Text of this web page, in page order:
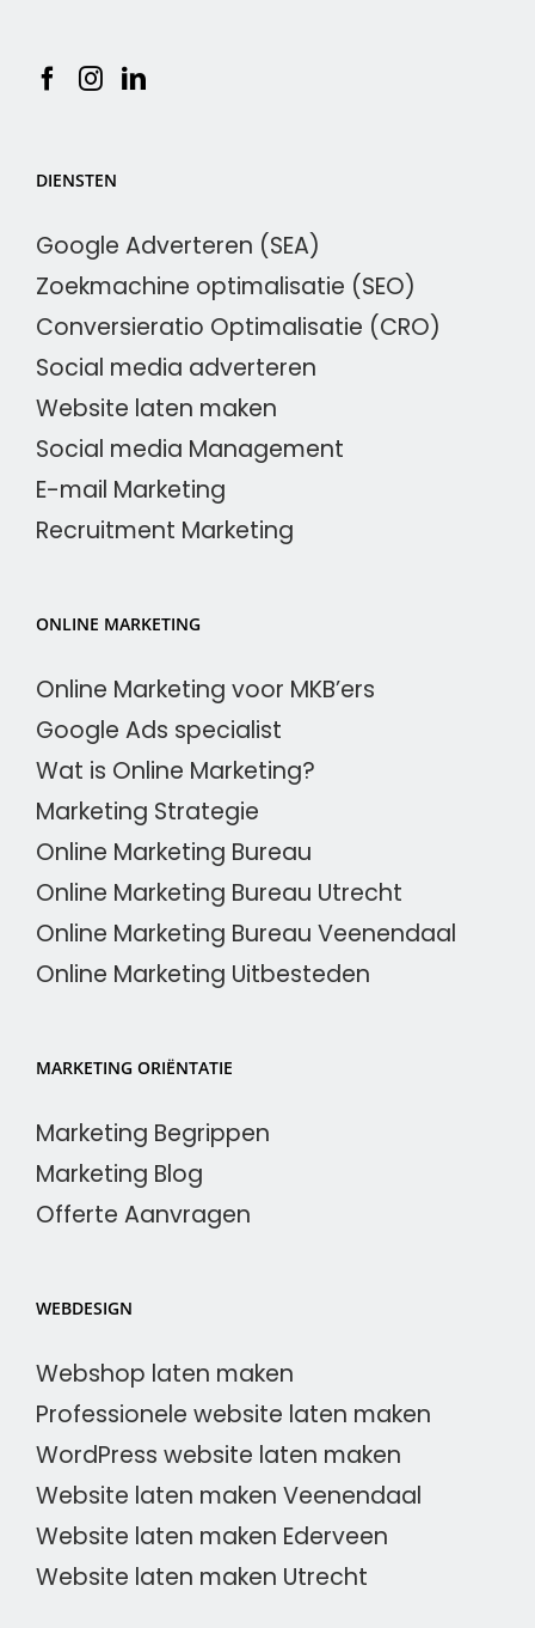
DIENSTEN
Google Adverteren (SEA)
Zoekmachine optimalisatie (SEO)
Conversieratio Optimalisatie (CRO)
Social media adverteren
Website laten maken
Social media Management
E-mail Marketing
Recruitment Marketing
ONLINE MARKETING
Online Marketing voor MKB’ers
Google Ads specialist
Wat is Online Marketing?
Marketing Strategie
Online Marketing Bureau
Online Marketing Bureau Utrecht
Online Marketing Bureau Veenendaal
Online Marketing Uitbesteden
MARKETING ORIËNTATIE
Marketing Begrippen
Marketing Blog
Offerte Aanvragen
WEBDESIGN
Webshop laten maken
Professionele website laten maken
WordPress website laten maken
Website laten maken Veenendaal
Website laten maken Ederveen
Website laten maken Utrecht